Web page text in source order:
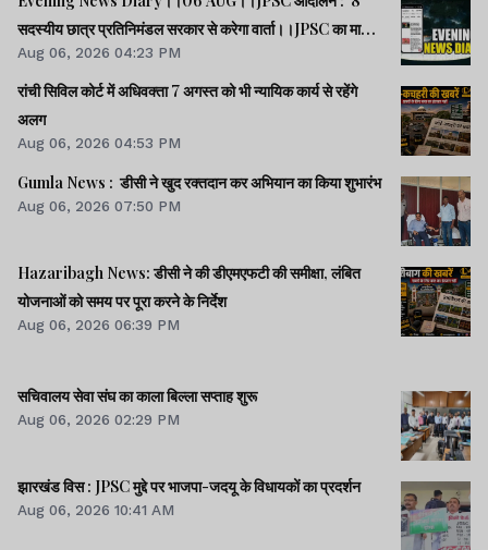
सदस्यीय छात्र प्रतिनिमंडल सरकार से करेगा वार्ता।।JPSC का मामला
पेपर लीक का नहीं, बैक डोर से गलत नियुक्ति का है : किशोर।।BPSC
AEDO पेपर लीक : BARC का कर्मी रौशन अरेस्ट।।समेत कई खबरें
व वीडियो।।
Aug 06, 2026 04:23 PM
रांची सिविल कोर्ट में अधिवक्ता 7 अगस्त को भी न्यायिक कार्य से रहेंगे
अलग
Aug 06, 2026 04:53 PM
Gumla News : डीसी ने खुद रक्तदान कर अभियान का किया शुभारंभ
Aug 06, 2026 07:50 PM
Hazaribagh News: डीसी ने की डीएमएफटी की समीक्षा, लंबित
योजनाओं को समय पर पूरा करने के निर्देश
Aug 06, 2026 06:39 PM
सचिवालय सेवा संघ का काला बिल्ला सप्ताह शुरू
Aug 06, 2026 02:29 PM
झारखंड विस : JPSC मुद्दे पर भाजपा-जदयू के विधायकों का प्रदर्शन
Aug 06, 2026 10:41 AM